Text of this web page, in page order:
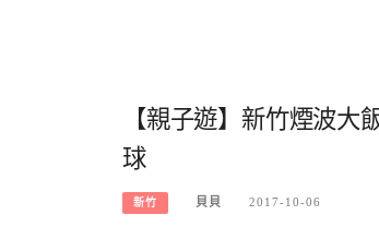
【親子遊】新竹煙波
球
新竹 貝貝 2017-10-06